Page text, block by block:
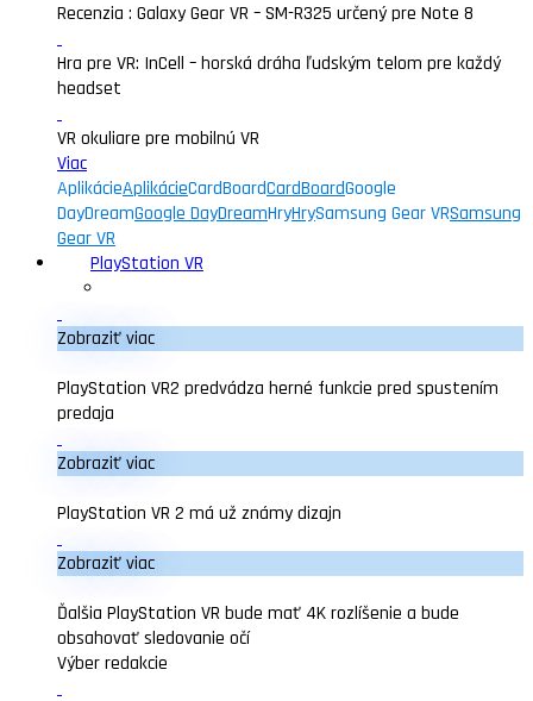
Recenzia : Galaxy Gear VR – SM-R325 určený pre Note 8
Hra pre VR: InCell – horská dráha ľudským telom pre každý
headset
VR okuliare pre mobilnú VR
Viac
AplikácieAplikácieCardBoardCardBoardGoogle
DayDreamGoogle DayDreamHryHrySamsung Gear VRSamsung
Gear VR
PlayStation VR
Zobraziť viac
PlayStation VR2 predvádza herné funkcie pred spustením
predaja
Zobraziť viac
PlayStation VR 2 má už známy dizajn
Zobraziť viac
Ďalšia PlayStation VR bude mať 4K rozlíšenie a bude
obsahovať sledovanie očí
Výber redakcie